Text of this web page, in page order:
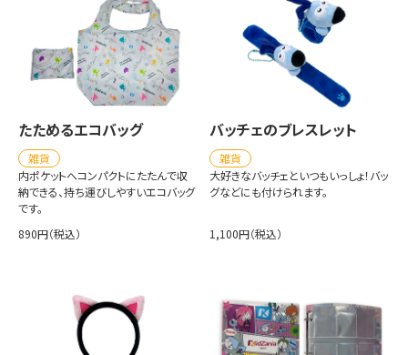
たためるエコバッグ
雑貨
内ポケットへコンパクトにたたんで収
納できる、持ち運びしやすいエコバッグ
です。
890円（税込）
バッチェのブレスレット
雑貨
大好きなバッチェといつもいっしょ！バッ
グなどにも付けられます。
1,100円（税込）